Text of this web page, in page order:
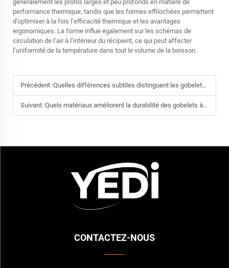
généralement les profils larges et peu profonds en matière de
performance thermique, tandis que les formes effilochées permettent
d’optimiser à la fois l’efficacité thermique et les avantages
ergonomiques. La forme influe également sur les schémas de
circulation de l’air à l’intérieur du récipient, ce qui peut affecter
l’uniformité de la température dans tout le volume de la boisson.
Précédent :Quelles différences subtiles distinguent les gobelets à vin de haute qualité
Suivant :Quels matériaux améliorent la durabilité des gobelets à vin
CONTACTEZ-NOUS